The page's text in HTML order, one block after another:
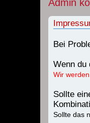
Admin
Bei
Wenn du
Wir
Sollte
Sollte das